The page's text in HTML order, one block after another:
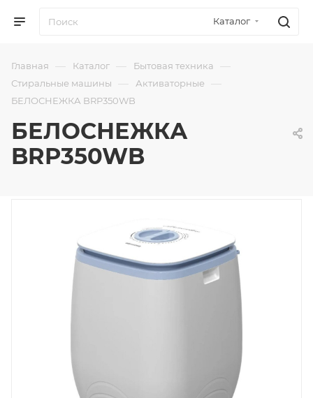
Каталог
Главная — Каталог — Бытовая техника —
Стиральные машины — Активаторные —
БЕЛОСНЕЖКА BRP350WB
БЕЛОСНЕЖКА
BRP350WB